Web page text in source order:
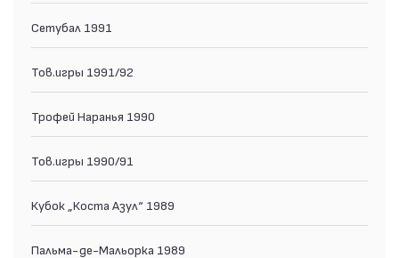
Сетубал 1991
Тов.игры 1991/92
Трофей Наранья 1990
Тов.игры 1990/91
Кубок „Коста Азул“ 1989
Пальма-де-Мальорка 1989